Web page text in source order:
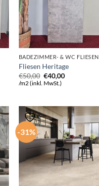
BADEZIMMER- & WC FLIESEN
Fliesen Heritage
€50,00 Ursprünglicher
Preis
€40,00Aktueller
/m2 (inkl. MwSt.)
-31%